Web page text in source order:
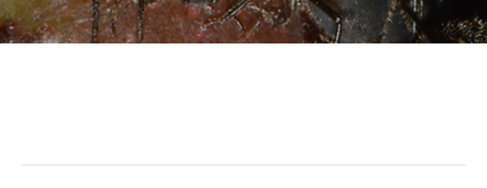
Arañuelo del ciruelo (Yponomeuta